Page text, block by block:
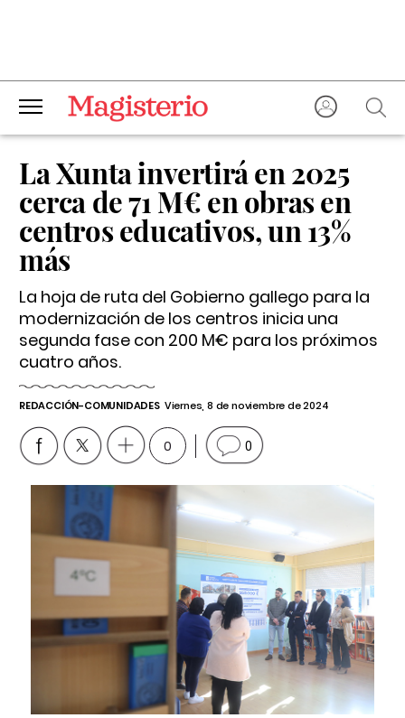
La Xunta invertirá en 2025
cerca de 71 M€ en obras en
centros educativos, un 13%
más
La hoja de ruta del Gobierno gallego para la
modernización de los centros inicia una
segunda fase con 200 M€ para los próximos
cuatro años.
REDACCIÓN-COMUNIDADES Viernes, 8 de noviembre de 2024
0 0